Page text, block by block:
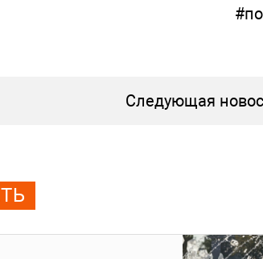
Следующая